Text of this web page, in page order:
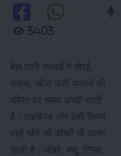
3403
बेल वाली फसलों में तोरई,
करेला, खीरा जैसी फसलों की
कीमत हर समय अच्छी रहती
है। हाइब्रिड और देशी किस्म
वाले खीरे की कीमतें भी अलग
रहती हैं। लौकी, कद्दू, टिन्डा